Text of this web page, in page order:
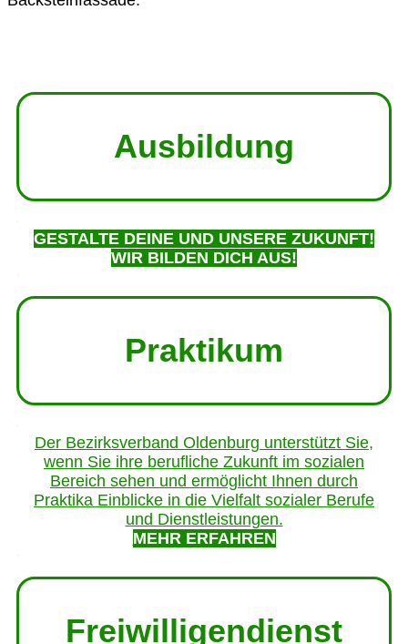
Ausbildung
GESTALTE DEINE UND UNSERE ZUKUNFT!
WIR BILDEN DICH AUS!
Praktikum
Der Bezirksverband Oldenburg unterstützt Sie,
wenn Sie ihre berufliche Zukunft im sozialen
Bereich sehen und ermöglicht Ihnen durch
Praktika Einblicke in die Vielfalt sozialer Berufe
und Dienstleistungen.
MEHR ERFAHREN
Freiwilligendienst